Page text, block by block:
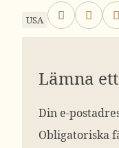
USA
Lämna
Din e-
Obligatoriska